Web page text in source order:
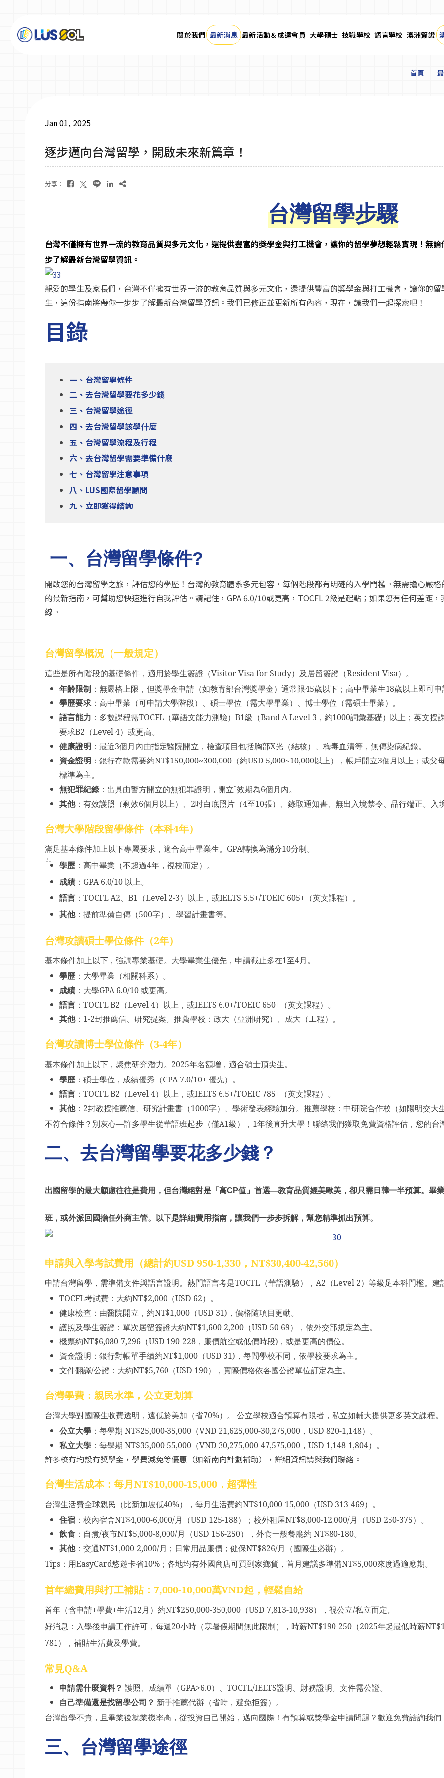
關於我們 最新消息 最新活動＆成達會員 大學碩士 技職學校 語言學校 澳洲簽證
首頁
Jan 01, 2025
逐步邁向台灣留學，開啟未來新篇章！
分享：
台灣留學步驟
台灣不僅擁有世界一流的教育品質與多元文化，還提供豐富的獎學金與打工機會，讓你的留學夢想輕鬆實現！無
步了解最新台灣留學資訊。
親愛的學生及家長們，台灣不僅擁有世界一流的教育品質與多元文化，還提供豐富的獎學金與打工機會，讓你的
生，這份指南將帶你一步步了解最新台灣留學資訊。我們已修正並更新所有內容，現在，讓我們一起探索吧！
目錄
一、台灣留學條件
二、去台灣留學要花多少錢
三、台灣留學途徑
四、去台灣留學該學什麼
五、台灣留學流程及行程
六、去台灣留學需要準備什麼
七、台灣留學注意事項
八、LUS國際留學顧問
九、立即獲得諮詢
一、 台灣留學條件?
開啟您的台灣留學之旅，評估您的學歷！台灣的教育體系多元包容，每個階段都有明確的入學門檻。無需擔心嚴
的最新指南，可幫助您快速進行自我評估。請記住，GPA 6.0/10或更高，TOCFL 2級是起點；如果您有任何差距
線。
台灣留學概況（一般規定）
這些是所有階段的基礎條件，適用於學生簽證（Visitor Visa for Study）及居留簽證（Resident Visa）。
年齡限制 ：無嚴格上限，但獎學金申請（如教育部台灣獎學金）通常限45歲以下；高中畢業生18歲以上即可
學歷要求 ：高中畢業（可申請大學階段）、碩士學位（需大學畢業）、博士學位（需碩士畢業）。
語言能力 ：多數課程需TOCFL （華語文能力測驗） B1級（Band A Level 3 ，約1000詞彙基礎）以上；英文授
要求B2 （Level 4）或更高。
健康證明 ：最近3個月內由指定醫院開立，檢查項目包括胸部X光（結核）、梅毒血清等，無傳染病紀錄。
資金證明 ：銀行存款需要約NT$150,000~300,000 （約USD 5,000~10,000以上），帳戶開立3個月以上；或父
標準為主。
無犯罪紀錄 ：出具由警方開立的無犯罪證明，開立ˇ效期為6個月內。
其他：有效護照（剩效6個月以上）、 2吋白底照片（4至10張）、錄取通知書、無出入境禁令、品行端正。入
台灣大學階段留學條件（本科4年）
滿足基本條件加上以下專屬要求，適合高中畢業生。 GPA轉換為滿分10分制。
學歷 ：高中畢業（不超過4年，視校而定）。
成績 ： GPA 6.0/10 以上。
語言 ： TOCFL A2、 B1 （Level 2-3）以上，或IELTS 5.5+/TOEIC 605+ （英文課程）。
其他：提前準備自傳（500字）、學習計畫書等。
台灣攻讀碩士學位條件（2年）
基本條件加上以下，強調專業基礎。大學畢業生優先，申請截止多在1至4月。
學歷 ：大學畢業（相關科系）。
成績 ：大學GPA 6.0/10或更高。
語言 ： TOCFL B2 （Level 4）以上，或IELTS 6.0+/TOEIC 650+ （英文課程）。
其他： 1-2封推薦信、研究提案。推薦學校：政大（亞洲研究）、成大（工程）。
台灣攻讀博士學位條件（3-4年）
基本條件加上以下，聚焦研究潛力。 2025年名額增，適合碩士頂尖生。
學歷 ：碩士學位，成績優秀（GPA 7.0/10+ 優先）。
語言 ： TOCFL B2 （Level 4）以上，或IELTS 6.5+/TOEIC 785+ （英文課程）。
其他： 2封教授推薦信、研究計畫書（1000字）、學術發表經驗加分。推薦學校：中研院合作校（如陽明交大
不符合條件？別灰心—許多學生從華語班起步（僅A1級）， 1年後直升大學！聯絡我們獲取免費資格評估，您的台
二、去台灣留學要花多少錢？
出國留學的最大顧慮往往是費用，但台灣絕對是「高CP值」首選—教育品質媲美歐美，卻只需日韓一半預算。畢
班，或外派回國擔任外商主管。以下是詳細費用指南，讓我們一步步拆解，幫您精準抓出預算。
申請與入學考試費用（總計約USD 950-1,330 ， NT$30,400-42,560）
申請台灣留學，需準備文件與語言證明。熱門語言考是TOCFL （華語測驗）， A2 （Level 2）等級足本科門檻。
TOCFL考試費 ：大約NT$2,000 （USD 62）。
健康檢查 ：由醫院開立，約NT$1,000 （USD 31)，價格隨項目更動。
護照及學生簽證 ：單次居留簽證大約NT$1,600-2,200 （USD 50-69），依外交部規定為主。
機票約NT$6,080-7,296 （USD 190-228，廉價航空或低價時段)，或是更高的價位。
資金證明 ：銀行對帳單手續約NT$1,000 （USD 31)，每間學校不同，依學校要求為主。
文件翻譯/公證 ：大約NT$5,760 （USD 190），實際價格依各國公證單位訂定為主。
台灣學費：親民水準，公立更划算
台灣大學對國際生收費透明，遠低於美加（省70%）。 公立學校適合預算有限者，私立如輔大提供更多英文課程。
公立大學 ：每學期 NT$25,000-35,000 （VND 21,625,000-30,275,000 ， USD 820-1,148）。
私立大學 ：每學期 NT$35,000-55,000 （VND 30,275,000-47,575,000 ， USD 1,148-1,804）。
許多校有均設有獎學金，學費減免等優惠（如新南向計劃補助），詳細資訊請與我們聯絡。
台灣生活成本：每月NT$10,000-15,000 ，超彈性
台灣生活費全球親民（比新加坡低40%），每月生活費約NT$10,000-15,000 （USD 313-469）。
住宿 ：校內宿舍NT$4,000-6,000/月（USD 125-188）；校外租屋NT$8,000-12,000/月（USD 250-375）。
飲食 ：自煮/夜市NT$5,000-8,000/月（USD 156-250），外食一般餐廳約 NT$80-180。
其他：交通NT$1,000-2,000/月；日常用品廉價；健保NT$826/月（國際生必辦）。
Tips ：用EasyCard悠遊卡省10% ；各地均有外國商店可買到家鄉貨，首月建議多準備NT$5,000來度過適應期。
首年總費用與打工補貼： 7,000-10,000萬VND起，輕鬆自給
首年（含申請+學費+生活12月）約NT$250,000-350,000 （USD 7,813-10,938），視公立/私立而定。
好消息：入學後申請工作許可，每週20小時（寒暑假期間無此限制），時薪NT$190-250 （2025年起最低時薪
781），補貼生活費及學費。
常見Q&A
申請需什麼資料？ 護照、成績單（GPA>6.0）、 TOCFL/IELTS證明、財務證明。文件需公證。
自己準備還是找留學公司？ 新手推薦代辦（省時，避免拒簽）。
台灣留學不貴，且畢業後就業機率高，從投資自己開始，邁向國際！有預算或獎學金申請問題？歡迎免費諮詢我
三、台灣留學途徑
大學碩士
語言學校
澳洲簽證
留學台灣